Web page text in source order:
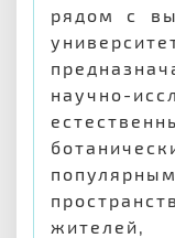
рядом с
научно-